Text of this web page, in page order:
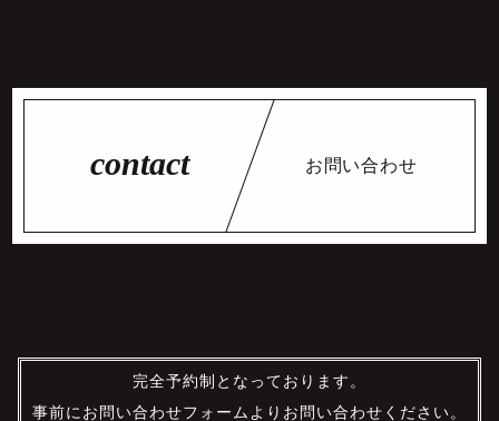
お問い合わせ
完全予約制となっております。
事前にお問い合わせフォームよりお問い合わせください。